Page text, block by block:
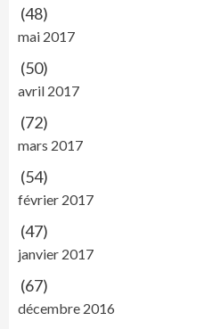
(48)
mai 2017
(50)
avril 2017
(72)
mars 2017
(54)
février 2017
(47)
janvier 2017
(67)
décembre 2016